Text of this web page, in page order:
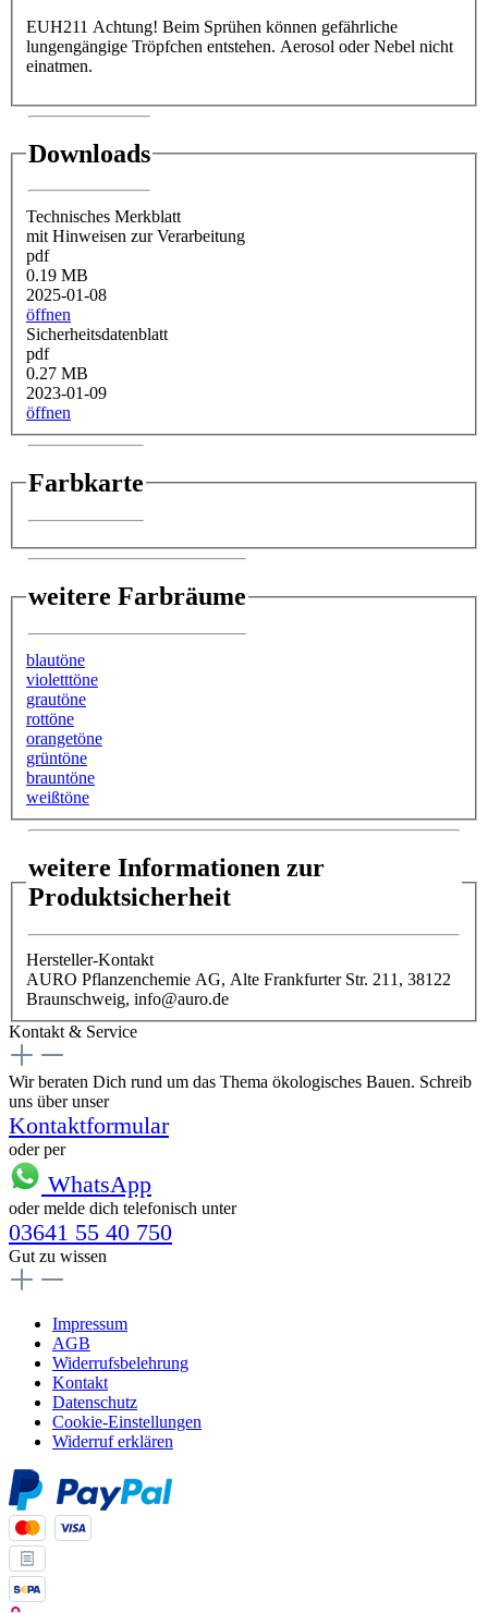
EUH211 Achtung! Beim Sprühen können gefährliche
lungengängige Tröpfchen entstehen. Aerosol oder Nebel nicht
einatmen.
Downloads
Technisches Merkblatt
mit Hinweisen zur Verarbeitung
pdf
0.19 MB
2025-01-08
öffnen
Sicherheitsdatenblatt
pdf
0.27 MB
2023-01-09
öffnen
Farbkarte
weitere Farbräume
blautöne
violetttöne
grautöne
rottöne
orangetöne
grüntöne
brauntöne
weißtöne
weitere Informationen zur
Produktsicherheit
Hersteller-Kontakt
AURO Pflanzenchemie AG, Alte Frankfurter Str. 211, 38122
Braunschweig, info@auro.de
Kontakt & Service
Wir beraten Dich rund um das Thema ökologisches Bauen. Schreib
uns über unser
Kontaktformular
oder per
WhatsApp
oder melde dich telefonisch unter
03641 55 40 750
Gut zu wissen
Impressum
AGB
Widerrufsbelehrung
Kontakt
Datenschutz
Cookie-Einstellungen
Widerruf erklären